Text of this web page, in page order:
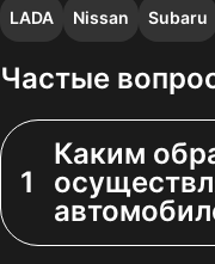
LADA Nissan Subaru
Частые
1
Каким